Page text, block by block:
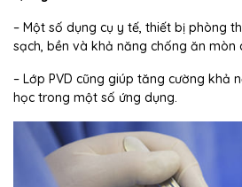
– Một số dụng cụ y tế, thiết bị phòng
sạch, bền và khả năng chống ăn mòn
– Lớp PVD cũng giúp tăng cường khả
học trong một số ứng dụng.